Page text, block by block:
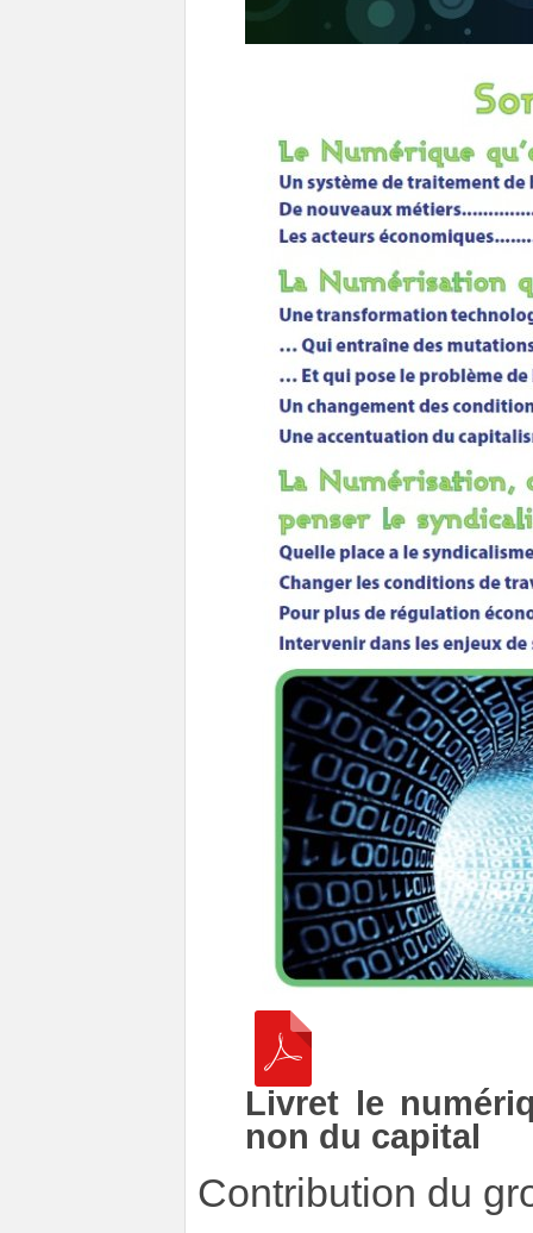
Livret le
non du capital
Contribution du